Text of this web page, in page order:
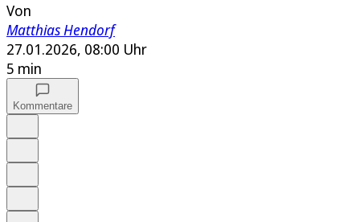
Von
Matthias Hendorf
27.01.2026, 08:00 Uhr
5 min
Kommentare